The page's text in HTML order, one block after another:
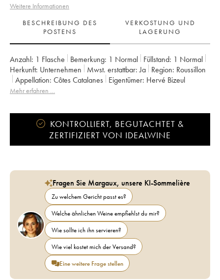
Weitere Informationen
BESCHREIBUNG DES
POSTENS
VERKOSTUNG UND
LAGERUNG
Anzahl: 1 Flasche Bemerkung: 1 Normal Füllstand: 1 Normal
Herkunft:
unternehmen Mwst. erstattbar: ja Region:
Roussillon
Appellation:
Côtes Catalanes Eigentümer: Hervé Bizeul
Mehr erfahren …
KONTROLLIERT, BEGUTACHTET &
ZERTIFIZIERT VON IDEALWINE
Fragen Sie Margaux, unsere KI-Sommelière
Zu welchem Gericht passt es?
Welche ähnlichen Weine empfiehlst du mir?
Wie sollte ich ihn servieren?
Wie viel kostet mich der Versand?
Eine weitere Frage stellen